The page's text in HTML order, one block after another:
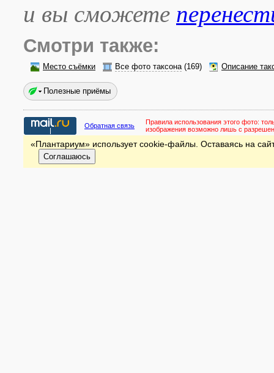
и вы сможете
Смотри также:
Место съёмки Все фото таксона(169) Описание
Полезные приёмы
Обратная связь Правила использования этого фото:
изображения возможно лишь с
«Плантариум» использует cookie-файлы. Оставаясь на
Соглашаюсь